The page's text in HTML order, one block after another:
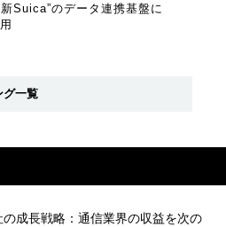
Suica”のデータ連携基盤に
グ一覧
成長戦略：通信業界の収益を次の